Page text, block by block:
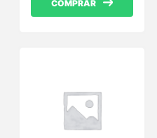
COMPRAR